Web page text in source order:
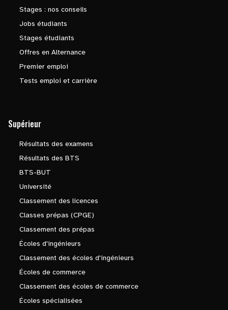
Stages : nos conseils
Jobs étudiants
Stages étudiants
Offres en Alternance
Premier emploi
Tests emploi et carrière
Supérieur
Résultats des examens
Résultats des BTS
BTS-BUT
Université
Classement des licences
Classes prépas (CPGE)
Classement des prépas
Écoles d'ingénieurs
Classement des écoles d'ingénieurs
Écoles de commerce
Classement des écoles de commerce
Écoles spécialisées